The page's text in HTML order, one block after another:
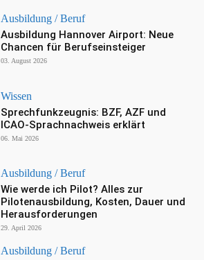
Ausbildung / Beruf
Ausbildung Hannover Airport: Neue
Chancen für Berufseinsteiger
03. August 2026
Wissen
Sprechfunkzeugnis: BZF, AZF und
ICAO-Sprachnachweis erklärt
06. Mai 2026
Ausbildung / Beruf
Wie werde ich Pilot? Alles zur
Pilotenausbildung, Kosten, Dauer und
Herausforderungen
29. April 2026
Ausbildung / Beruf